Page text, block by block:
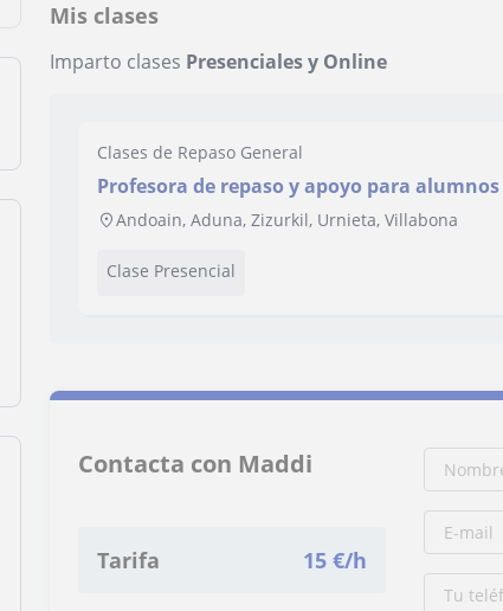
Mis clases
Imparto clases Presenciales y Online
Clases de Repaso General
Profesora de repaso y apoyo para
Andoain, Aduna, Zizurkil, Urnieta, Villabona
Clase Presencial
Contacta con Maddi
Tarifa 15 €/h